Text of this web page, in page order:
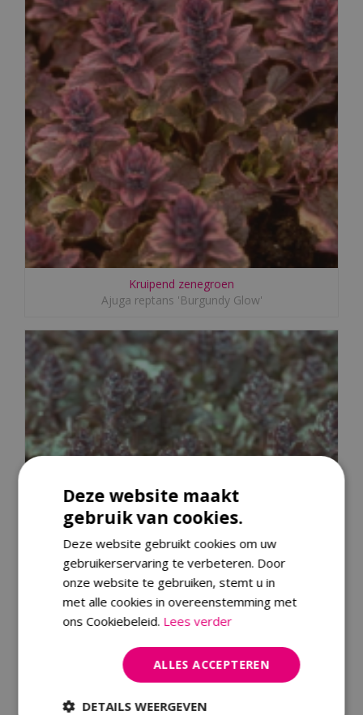
Kruipend zenegroen
Ajuga reptans 'Burgundy Glow'
Kruipend zenegroen
Ajuga reptans 'Braunherz'
Deze website maakt
gebruik van cookies.
Deze website gebruikt cookies om uw
gebruikerservaring te verbeteren. Door
onze website te gebruiken, stemt u in
met alle cookies in overeenstemming met
ons Cookiebeleid. Lees verder
ALLES ACCEPTEREN
DETAILS WEERGEVEN